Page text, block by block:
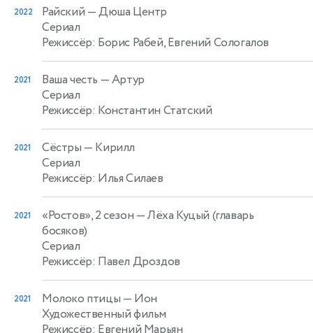
2022 Райский — Дюша Центр
Сериал
Режиссёр: Борис Рабей, Евгений Сологалов
2021 Ваша честь — Артур
Сериал
Режиссёр: Константин Статский
2021 Сёстры — Кирилл
Сериал
Режиссёр: Илья Силаев
2021 «Ростов», 2 сезон — Лёха Куцый (главарь
босяков)
Сериал
Режиссёр: Павел Дроздов
2021 Молоко птицы — Ион
Художественный фильм
Режиссёр: Евгений Марьян